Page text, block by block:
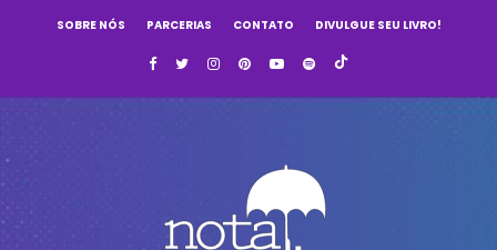
SOBRE NÓS PARCERIAS CONTATO DIVULGUE SEU LIVRO!